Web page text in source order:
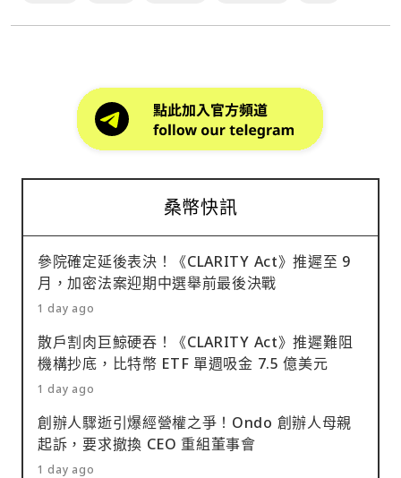
桑幣快訊
參院確定延後表決！《CLARITY Act》推遲至 9
月，加密法案迎期中選舉前最後決戰
1 day ago
散戶割肉巨鯨硬吞！《CLARITY Act》推遲難阻
機構抄底，比特幣 ETF 單週吸金 7.5 億美元
1 day ago
創辦人驟逝引爆經營權之爭！Ondo 創辦人母親
起訴，要求撤換 CEO 重組董事會
1 day ago